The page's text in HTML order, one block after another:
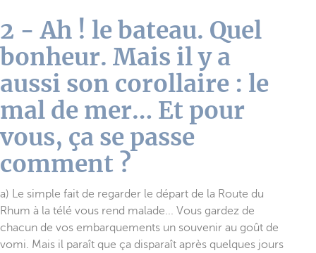
2 - Ah ! le bateau. Quel
bonheur. Mais il y a
aussi son corollaire : le
mal de mer… Et pour
vous, ça se passe
comment ?
a) Le simple fait de regarder le départ de la Route du
Rhum à la télé vous rend malade... Vous gardez de
chacun de vos embarquements un souvenir au goût de
vomi. Mais il paraît que ça disparaît après quelques jours